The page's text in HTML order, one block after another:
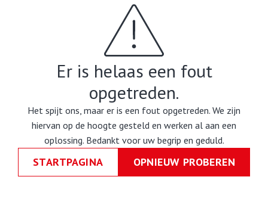
Er is helaas een fout
opgetreden.
Het spijt ons, maar er is een fout opgetreden. We zijn
hiervan op de hoogte gesteld en werken al aan een
oplossing. Bedankt voor uw begrip en geduld.
STARTPAGINA OPNIEUW PROBEREN